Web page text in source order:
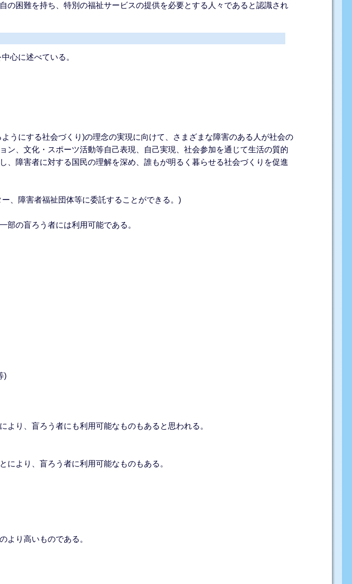
困難を持ち、特別の福祉サービスの提供を必要とする人々であると認識され
心に述べている。
うにする社会づくり)の理念の実現に向けて、さまざまな障害のある人が社会の
、文化・スポーツ活動等自己表現、自己実現、社会参加を通じて生活の質的
障害者に対する国民の理解を深め、誰もが明るく暮らせる社会づくりを促進
、障害者福祉団体等に委託することができる。)
部の盲ろう者には利用可能である。
)
り、盲ろう者にも利用可能なものもあると思われる。
により、盲ろう者に利用可能なものもある。
より高いものである。